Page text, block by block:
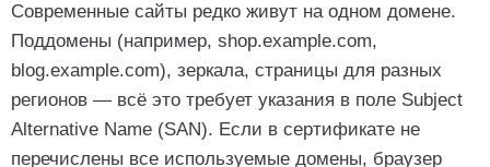
Современные сайты редко живут на одном домене.
Поддомены (например, shop.example.com,
blog.example.com), зеркала, страницы для разных
регионов — всё это требует указания в поле Subject
Alternative Name (SAN). Если в сертификате не
перечислены все используемые домены, браузер